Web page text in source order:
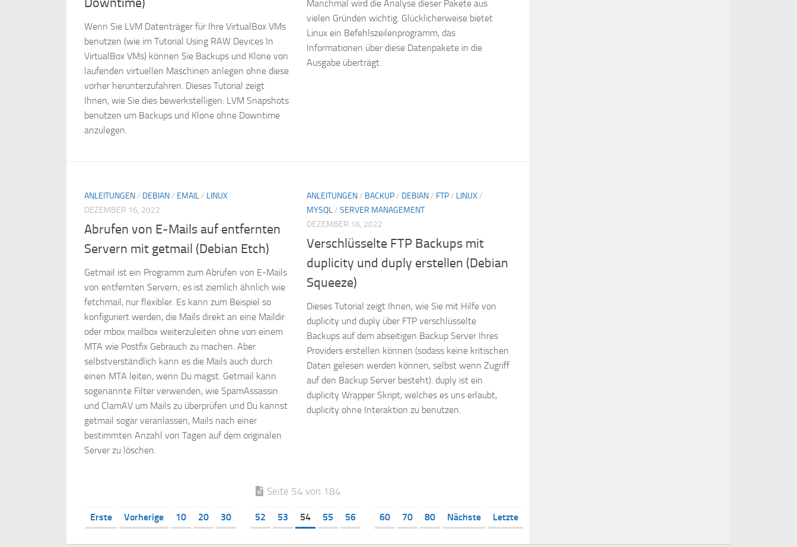
Wenn Sie LVM Datenträger für Ihre VirtualBox VMs
benutzen (wie im Tutorial Using RAW Devices In
VirtualBox VMs) können Sie Backups und Klone von
laufenden virtuellen Maschinen anlegen ohne diese
vorher herunterzufahren. Dieses Tutorial zeigt
Ihnen, wie Sie dies bewerkstelligen: LVM Snapshots
benutzen um Backups und Klone ohne Downtime
anzulegen.
Manchmal wird die Analyse dieser Pakete aus
vielen Gründen wichtig. Glücklicherweise bietet
Linux ein Befehlszeilenprogramm, das
Informationen über diese Datenpakete in die
Ausgabe überträgt.
ANLEITUNGEN/ DEBIAN/ EMAIL/ LINUX
DEZEMBER 16, 2022
Abrufen von E-Mails auf entfernten
Servern mit getmail (Debian Etch)
Getmail ist ein Programm zum Abrufen von E-Mails
von entfernten Servern; es ist ziemlich ähnlich wie
fetchmail, nur flexibler. Es kann zum Beispiel so
konfiguriert werden, die Mails direkt an eine Maildir
oder mbox mailbox weiterzuleiten ohne von einem
MTA wie Postfix Gebrauch zu machen. Aber
selbstverständlich kann es die Mails auch durch
einen MTA leiten, wenn Du magst. Getmail kann
sogenannte Filter verwenden, wie SpamAssassin
und ClamAV um Mails zu überprüfen und Du kannst
getmail sogar veranlassen, Mails nach einer
bestimmten Anzahl von Tagen auf dem originalen
Server zu löschen.
ANLEITUNGEN/ BACKUP/ DEBIAN/ FTP/ LINUX/
MYSQL/ SERVER MANAGEMENT
DEZEMBER 16, 2022
Verschlüsselte FTP Backups mit
duplicity und duply erstellen (Debian
Squeeze)
Dieses Tutorial zeigt Ihnen, wie Sie mit Hilfe von
duplicity und duply über FTP verschlüsselte
Backups auf dem abseitigen Backup Server Ihres
Providers erstellen können (sodass keine kritischen
Daten gelesen werden können, selbst wenn Zugriff
auf den Backup Server besteht). duply ist ein
duplicity Wrapper Skript, welches es uns erlaubt,
duplicity ohne Interaktion zu benutzen.
Seite 54 von 184
Erste Vorherige 10 20 30 52 53 54 55 56 60 70 80 Nächste Letzte